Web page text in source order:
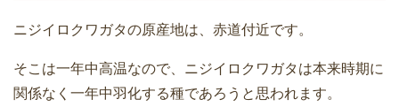
ニジイロクワガタの原産地は、赤道付近です。
そこは一年中高温なので、ニジイロクワガタは本来時期に
関係なく一年中羽化する種であろうと思われます。